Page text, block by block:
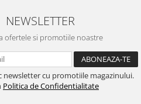
NEWSLETTER
ofertele si promotiile noastre
newsletter cu promotiile magazinului.
Politica de Confidentialitate